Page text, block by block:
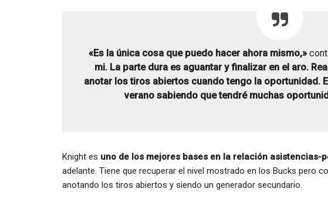
«Es la única cosa que puedo hacer ahora mismo,»
mi. La parte dura es aguantar y finalizar en el aro.
anotar los tiros abiertos cuando tengo la oportunidad.
verano sabiendo que tendré muchas
Knight es uno de los mejores bases en la relación asistencias-
adelante. Tiene que recuperar el nivel mostrado en los Bucks pero
anotando los tiros abiertos y siendo un generador secundario.